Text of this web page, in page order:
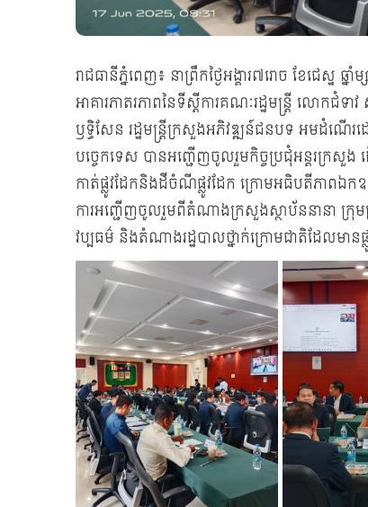
រាជធានីភ្នំពេញ៖ នាព្រឹកថ្ងៃអង្គារ៧រោច ខែជេស្
អាគារភាតរភាពនៃទីស្តីការគណៈរដ្ឋមន្រ្តី លោកជំ
ឫទ្ធិសែន រដ្ឋមន្ត្រីក្រសួងអភិវឌ្ឍន៍ជនបទ អមដំណើ
បច្ចេកទេស បានអញ្ជើញចូលរួមកិច្ចប្រជុំអន្តរក្រសួង ដ
កាត់ផ្លូវដែកនិងដីចំណីផ្លូវដែក ក្រោមអធិបតីភាពឯកឧ
ការអញ្ជើញចូលរួមពីតំណាងក្រសួងស្ថាប័ននានា ក្រុមប្រឹ
វប្បធម៌ និងតំណាងរដ្ឋបាលថ្នាក់ក្រោមជាតិដែលមានផ្